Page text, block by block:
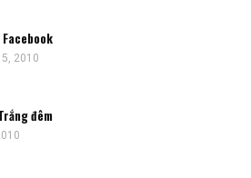
2010
đêm